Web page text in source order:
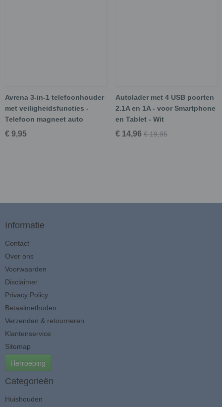
Avrena 3-in-1 telefoonhouder
met veiligheidsfuncties -
Telefoon magneet auto
€ 9,95
Autolader met 4 USB poorten
2.1A en 1A - voor Smartphone
en Tablet - Wit
€ 14,96 € 19,95
Informatie
Contact
Over ons
Voorwaarden
Disclaimer
Privacy Policy
Betaalmethoden
Verzenden & retourneren
Klantenservice
Sitemap
Herroeping
Categorieën
Huishouden